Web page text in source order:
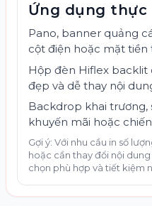
Ứng dụng thực
Pano, banner quảng
cột điện hoặc mặt tiền
Hộp đèn Hiflex backlit
đẹp và dễ thay nội
Backdrop khai trương,
khuyến mãi hoặc
Gợi ý: Với nhu cầu in số
hoặc cần thay đổi nội
chọn phù hợp và tiết kiệm